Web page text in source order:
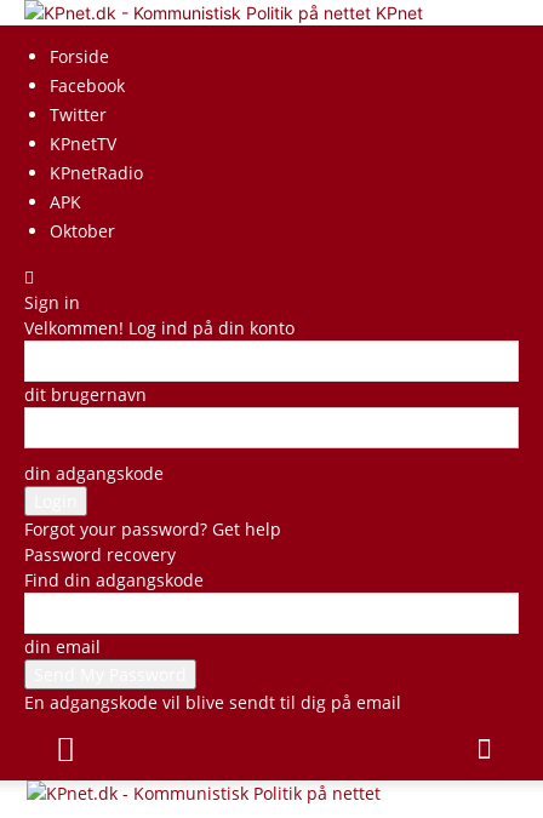
KPnet
Forside
Facebook
Twitter
KPnetTV
KPnetRadio
APK
Oktober
Sign in
Velkommen! Log ind på din konto
dit brugernavn
din adgangskode
Forgot your password? Get help
Password recovery
Find din adgangskode
din email
En adgangskode vil blive sendt til dig på email